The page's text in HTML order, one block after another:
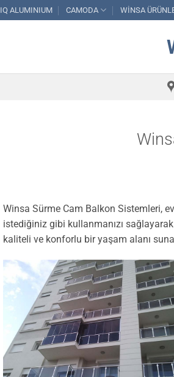
IQ ALUMINIUM CAMODA WİNSA
Winsa Sürme Cam Balkon Sistemleri,
istediğiniz gibi kullanmanızı
kaliteli ve konforlu bir yaşam alanı